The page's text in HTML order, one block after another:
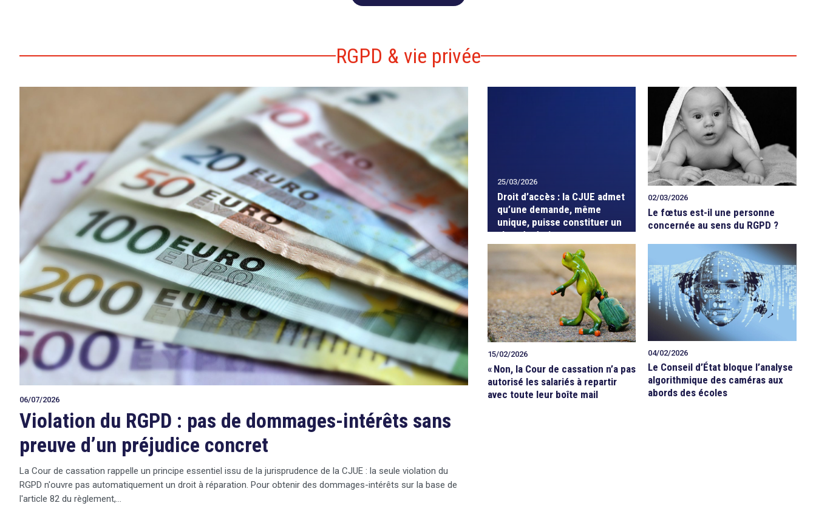
RGPD & vie privée
06/07/2026
Violation du RGPD : pas de dommages-intérêts sans
preuve d’un préjudice concret
La Cour de cassation rappelle un principe essentiel issu de la jurisprudence de la CJUE : la seule violation du
RGPD n'ouvre pas automatiquement un droit à réparation. Pour obtenir des dommages-intérêts sur la base de
l'article 82 du règlement,…
25/03/2026
Droit d’accès : la CJUE admet
qu’une demande, même
unique, puisse constituer un
abus de droit
02/03/2026
Le fœtus est-il une personne
concernée au sens du RGPD ?
15/02/2026
« Non, la Cour de cassation n’a pas
autorisé les salariés à repartir
avec toute leur boîte mail
04/02/2026
Le Conseil d’État bloque l’analyse
algorithmique des caméras aux
abords des écoles